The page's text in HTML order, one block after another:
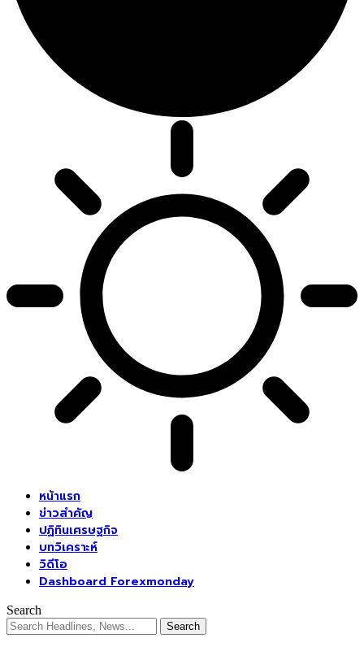
หน้าแรก
ข่าวสำคัญ
ปฏิทินเศรษฐกิจ
บทวิเคราะห์
วิดีโอ
Dashboard Forexmonday
Search